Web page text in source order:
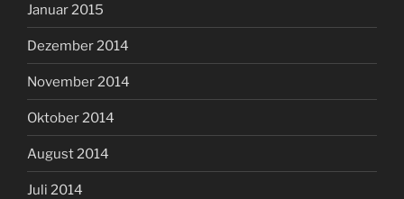
Januar 2015
Dezember 2014
November 2014
Oktober 2014
August 2014
Juli 2014